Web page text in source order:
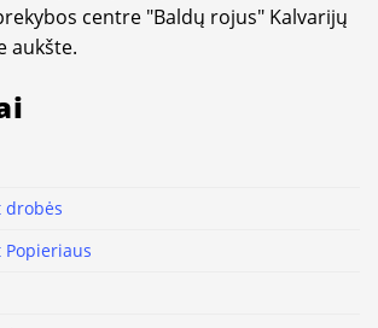
centre "Baldų rojus" Kalvarijų
aukšte.
drobės